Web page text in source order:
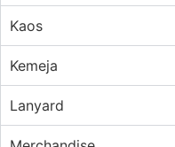
Kaos
Kemeja
Lanyard